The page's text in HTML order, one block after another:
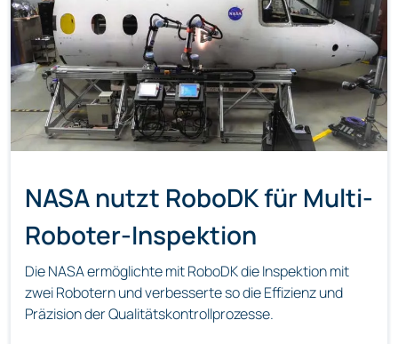
NASA nutzt RoboDK für Multi-
Roboter-Inspektion
Die NASA ermöglichte mit RoboDK die Inspektion mit
zwei Robotern und verbesserte so die Effizienz und
Präzision der Qualitätskontrollprozesse.